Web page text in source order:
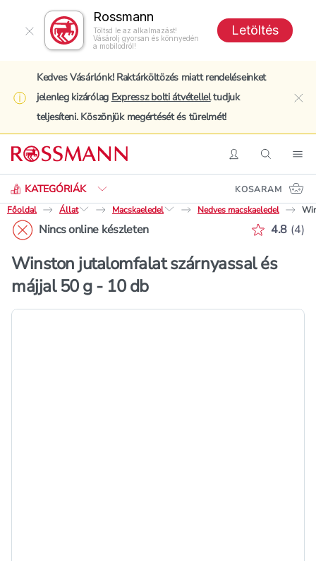
Rossmann
Töltsd le az alkalmazást!
Vásárolj gyorsan és könnyedén
a mobilodról!
Letöltés
Kedves Vásárlónk! Raktárköltözés miatt rendeléseinket
jelenleg kizárólag Expressz bolti átvételleltudjuk
teljesíteni. Köszönjük megértését és türelmét!
BelépésKeresés
KATEGÓRIÁK
Keresés
KOSARAM
Főoldal
Állat Macskaeledel Nedves macskaeledel
Nincs online készleten 4.8 (4)
Winston jutalomfalat szárnyassal és
májjal 50 g - 10 db